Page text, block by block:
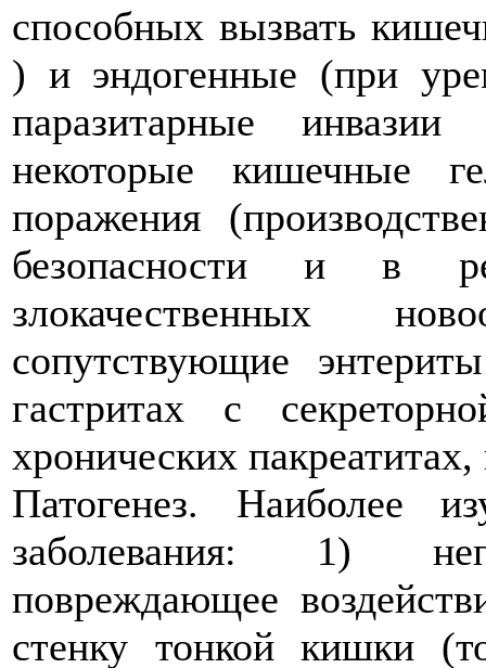
способных вызвать
) и эндогенные (при
паразитарные
некоторые кишечные
поражения
безопасности и в
злокачественных
сопутствующие
гастритах с
хронических пакреатитах,
Патогенез. Наиболее
заболевания: 1)
повреждающее
стенку тонкой кишки